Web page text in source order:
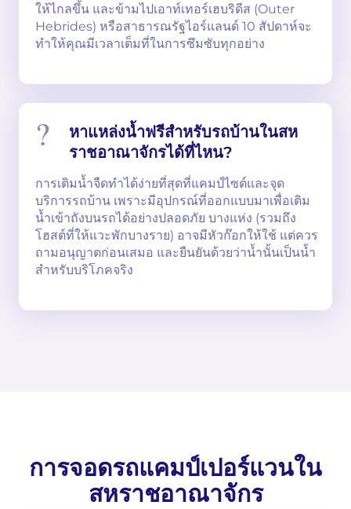
ให้ไกลขึ้น และข้ามไปเอาท์เทอร์เฮบริดีส (Outer
Hebrides) หรือสาธารณรัฐไอร์แลนด์ 10 สัปดาห์จะ
ทำให้คุณมีเวลาเต็มที่ในการซึมซับทุกอย่าง
หาแหล่งน้ำฟรีสำหรับรถบ้านในสห
ราชอาณาจักรได้ที่ไหน?
การเติมน้ำจืดทำได้ง่ายที่สุดที่แคมป์ไซต์และจุด
บริการรถบ้าน เพราะมีอุปกรณ์ที่ออกแบบมาเพื่อเติม
น้ำเข้าถังบนรถได้อย่างปลอดภัย บางแห่ง (รวมถึง
โฮสต์ที่ให้แวะพักบางราย) อาจมีหัวก๊อกให้ใช้ แต่ควร
ถามอนุญาตก่อนเสมอ และยืนยันด้วยว่าน้ำนั้นเป็นน้ำ
สำหรับบริโภคจริง
การจอดรถแคมป์เปอร์แวนใน
สหราชอาณาจักร